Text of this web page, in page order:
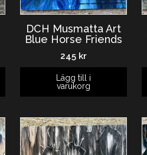
DCH Musmatta Art
Blue Horse Friends
245 kr
Lägg till i
varukorg